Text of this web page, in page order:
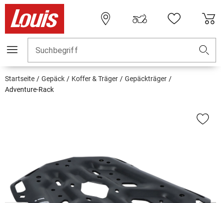
Suchbegriff
Startseite Gepäck Koffer & Träger
Gepäckträger
Adventure-Rack